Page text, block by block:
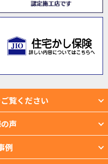
覧ください
声
例